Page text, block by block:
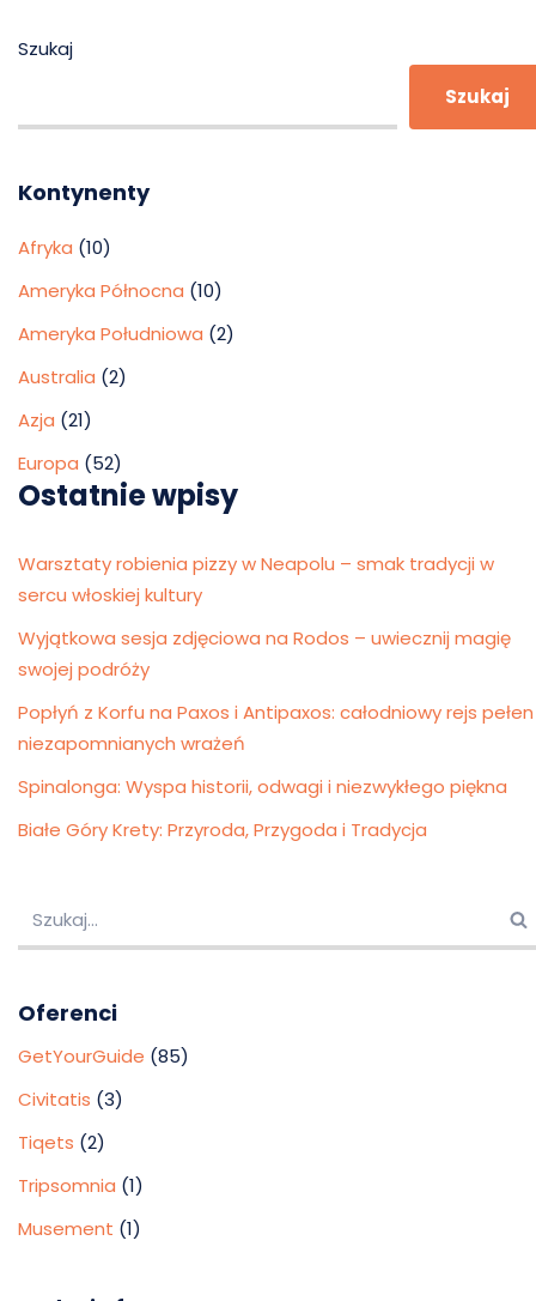
Szukaj
Szukaj
Kontynenty
Afryka (10)
Ameryka Północna (10)
Ameryka Południowa (2)
Australia (2)
Azja (21)
Europa (52)
Ostatnie wpisy
Warsztaty robienia pizzy w Neapolu – smak tradycji w
sercu włoskiej kultury
Wyjątkowa sesja zdjęciowa na Rodos – uwiecznij magię
swojej podróży
Popłyń z Korfu na Paxos i Antipaxos: całodniowy rejs pełen
niezapomnianych wrażeń
Spinalonga: Wyspa historii, odwagi i niezwykłego piękna
Białe Góry Krety: Przyroda, Przygoda i Tradycja
Oferenci
GetYourGuide (85)
Civitatis (3)
Tiqets (2)
Tripsomnia (1)
Musement (1)